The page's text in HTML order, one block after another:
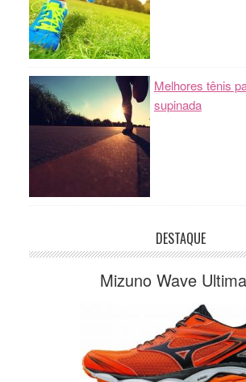
Melhores tênis
supinada
DESTAQUE
Mizuno Wave